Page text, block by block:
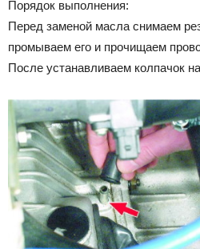
Порядок выполнения:
Перед заменой масла снимаем
промываем его и прочищаем
После устанавливаем колпачок